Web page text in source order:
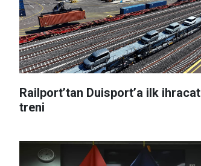
Railport’tan Duisport’a ilk ihracat
treni